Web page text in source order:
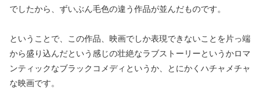
でしたから、ずいぶん毛色の違う作品が並んだものです。
ということで、この作品、映画でしか表現できないことを片っ端
から盛り込んだという感じの壮絶なラブストーリーというかロマ
ンティックなブラックコメディというか、とにかくハチャメチャ
な映画です。